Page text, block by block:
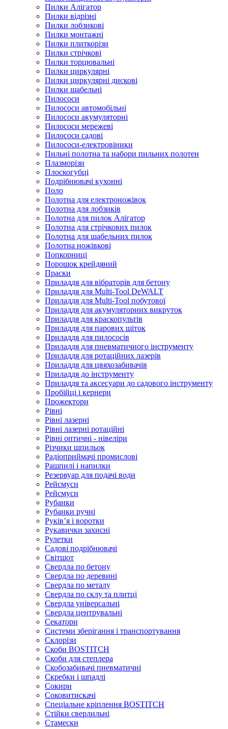
Пилки Алігатор
Пилки відрізні
Пилки лобзикові
Пилки монтажні
Пилки плиткорізи
Пилки стрічкові
Пилки торцювальні
Пилки циркулярні
Пилки циркулярні дискові
Пилки шабельні
Пилососи
Пилососи автомобільні
Пилососи акумуляторні
Пилососи мережеві
Пилососи садові
Пилососи-електровіники
Пильні полотна та набори пильних полотен
Плазморізи
Плоскогубці
Подрібнювачі кухонні
Поло
Полотна для електроножівок
Полотна для лобзиків
Полотна для пилок Алігатор
Полотна для стрічкових пилок
Полотна для шабельних пилок
Полотна ножівкові
Попкорниці
Порошок крейдяний
Праски
Приладдя для вібраторів для бетону
Приладдя для Multi-Tool DeWALT
Приладдя для Multi-Tool побутової
Приладдя для акумуляторних викруток
Приладдя для краскопультів
Приладдя для парових щіток
Приладдя для пилососів
Приладдя для пневматичного інструменту
Приладдя для ротаційних лазерів
Приладдя для цвяхозабивачів
Приладдя до інструменту
Приладдя та аксесуари до садового інструменту
Пробійці і кернери
Прожектори
Рівні
Рівні лазерні
Рівні лазерні ротаційні
Рівні оптичні - нівеліри
Різчики шпильок
Радіоприймачі промислові
Рашпилі і напилки
Резервуар для подачі води
Рейсмуси
Рейсмуси
Рубанки
Рубанки ручні
Руківʼя і воротки
Рукавички захисні
Рулетки
Садові подрібнювачі
Світшот
Свердла по бетону
Свердла по деревині
Свердла по металу
Свердла по склу та плитці
Свердла універсальні
Свердла центрувальні
Секатори
Системи зберігання і транспортування
Склорізи
Скоби BOSTITCH
Скоби для степлера
Скобозабивачі пневматичні
Скребки і шпадлі
Сокири
Соковитискачі
Спеціальне кріплення BOSTITCH
Стійки сверлильні
Стамески